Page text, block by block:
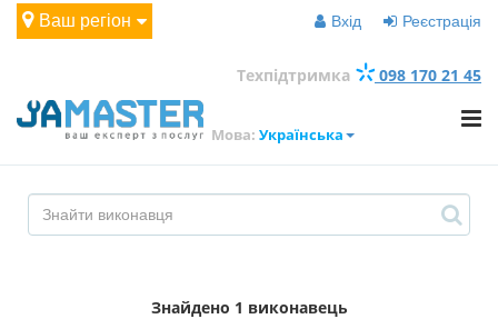
Ваш регіон Вхід Реєстрація
Техпідтримка 098 170 21 45
Мова: Українська
Знайдено 1 виконавець